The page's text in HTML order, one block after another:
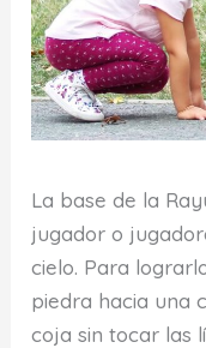
La base de la
jugador o
cielo. Para
piedra hacia una
coja sin tocar las